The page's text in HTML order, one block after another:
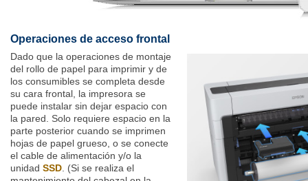
Operaciones de acceso frontal
Dado que la operaciones de montaje
del rollo de papel para imprimir y de
los consumibles se completa desde
su cara frontal, la impresora se
puede instalar sin dejar espacio con
la pared. Solo requiere espacio en la
parte posterior cuando se imprimen
hojas de papel grueso, o se conecte
el cable de alimentación y/o la
unidad SSD . (Si se realiza el